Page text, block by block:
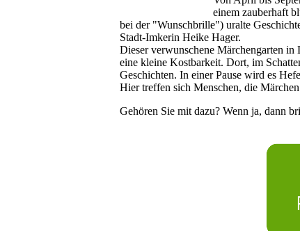
einem zauberhaft
bei der "Wunschbrille") uralte
Stadt-Imkerin Heike Hager.
Dieser verwunschene Märchengarten
eine kleine Kostbarkeit. Dort, im
Geschichten. In einer Pause wird es
Hier treffen sich Menschen, die
Gehören Sie mit dazu? Wenn ja, dann